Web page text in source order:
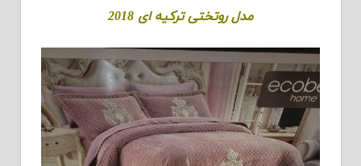
مدل روتختی ترکیه ای 2018